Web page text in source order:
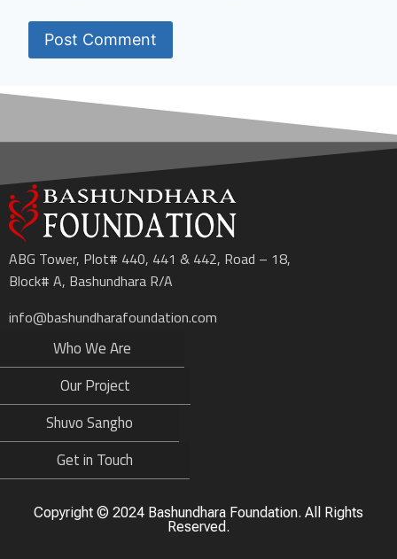
ABG Tower, Plot# 440, 441 & 442, Road – 18,
Block# A, Bashundhara R/A
info@bashundharafoundation.com
Who We Are
Our Project
Shuvo Sangho
Get in Touch
Copyright ©️ 2024 Bashundhara Foundation. All Rights
Reserved.